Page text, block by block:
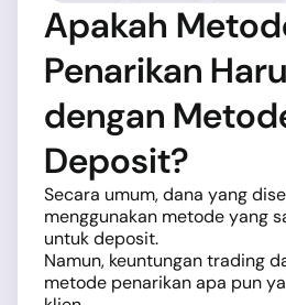
Apakah
Penarikan
dengan
Deposit?
Secara umum, dana yang
menggunakan metode yang
untuk deposit.
Namun, keuntungan trading
metode penarikan apa pun